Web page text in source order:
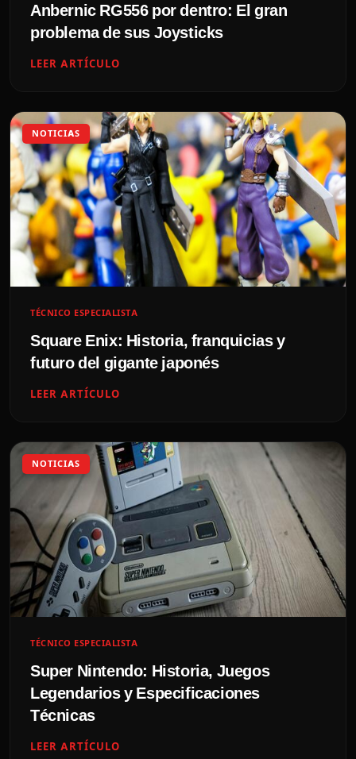
Anbernic RG556 por dentro: El gran
problema de sus Joysticks
LEER ARTÍCULO
NOTICIAS
TÉCNICO ESPECIALISTA
Square Enix: Historia, franquicias y
futuro del gigante japonés
LEER ARTÍCULO
NOTICIAS
TÉCNICO ESPECIALISTA
Super Nintendo: Historia, Juegos
Legendarios y Especificaciones
Técnicas
LEER ARTÍCULO